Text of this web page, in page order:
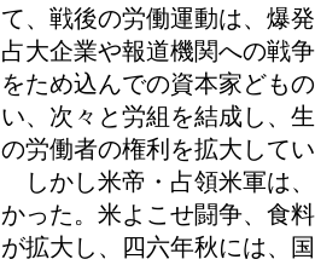
て、戦後の労働運動は、爆
占大企業や報道機関への戦
をため込んでの資本家ども
い、次々と労組を結成し、
の労働者の権利を拡大して
しかし米帝・占領米軍は
かった。米よこせ闘争、食
が拡大し、四六年秋には、